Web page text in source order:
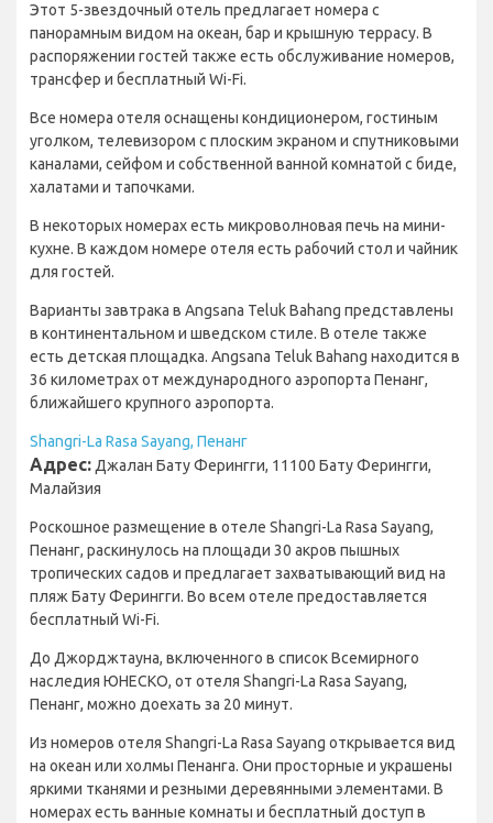
Этот 5-звездочный отель предлагает номера с
панорамным видом на океан, бар и крышную террасу. В
распоряжении гостей также есть обслуживание номеров,
трансфер и бесплатный Wi-Fi.
Все номера отеля оснащены кондиционером, гостиным
уголком, телевизором с плоским экраном и спутниковыми
каналами, сейфом и собственной ванной комнатой с биде,
халатами и тапочками.
В некоторых номерах есть микроволновая печь на мини-
кухне. В каждом номере отеля есть рабочий стол и чайник
для гостей.
Варианты завтрака в Angsana Teluk Bahang представлены
в континентальном и шведском стиле. В отеле также
есть детская площадка. Angsana Teluk Bahang находится в
36 километрах от международного аэропорта Пенанг,
ближайшего крупного аэропорта.
Shangri-La Rasa Sayang, Пенанг
Адрес: Джалан Бату Ферингги, 11100 Бату Ферингги,
Малайзия
Роскошное размещение в отеле Shangri-La Rasa Sayang,
Пенанг, раскинулось на площади 30 акров пышных
тропических садов и предлагает захватывающий вид на
пляж Бату Ферингги. Во всем отеле предоставляется
бесплатный Wi-Fi.
До Джорджтауна, включенного в список Всемирного
наследия ЮНЕСКО, от отеля Shangri-La Rasa Sayang,
Пенанг, можно доехать за 20 минут.
Из номеров отеля Shangri-La Rasa Sayang открывается вид
на океан или холмы Пенанга. Они просторные и украшены
яркими тканями и резными деревянными элементами. В
номерах есть ванные комнаты и бесплатный доступ в